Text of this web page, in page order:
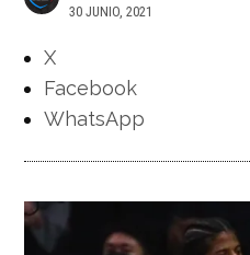
30 JUNIO, 2021
X
Facebook
WhatsApp